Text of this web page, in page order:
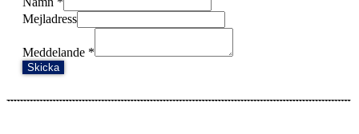
Mejladress
Meddelande *
Skicka